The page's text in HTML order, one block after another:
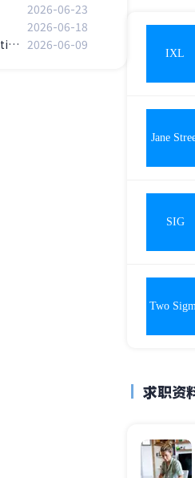
2026-06-23
2026-06-18
留学生求职政策预警｜DHS拟废除“Duration of Status”（D/S），四年学制倒计时开始 2026-06-09
IXL
Learning
Jane
SIG
Two
求职资